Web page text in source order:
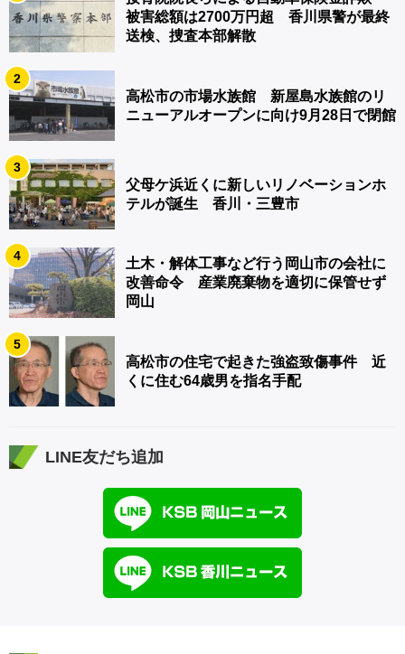
被害総額は2700万円超 香川県警が最終
送検、捜査本部解散
2
高松市の市場水族館 新屋島水族館のリ
ニューアルオープンに向け9月28日で閉館
3
父母ケ浜近くに新しいリノベーションホ
テルが誕生 香川・三豊市
4
土木・解体工事など行う岡山市の会社に
改善命令 産業廃棄物を適切に保管せず
岡山
5
高松市の住宅で起きた強盗致傷事件 近
くに住む64歳男を指名手配
LINE友だち追加